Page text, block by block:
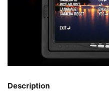
Description